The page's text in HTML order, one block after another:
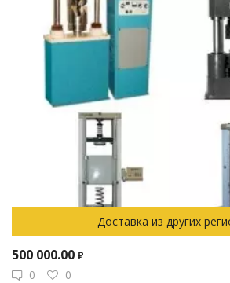
Доставка из других
500 000.00 ₽
0
0